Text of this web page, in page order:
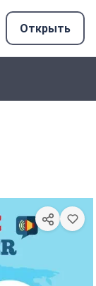
Открыть